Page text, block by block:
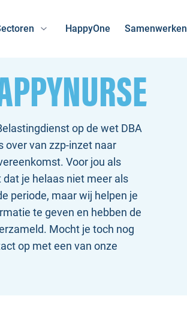
HappyOne Samenwerken
op de wet DBA
over van zzp-inzet naar
Voor jou als
je helaas niet meer als
periode, maar wij helpen je
te geven en hebben de
Mocht je toch nog
op met een van onze